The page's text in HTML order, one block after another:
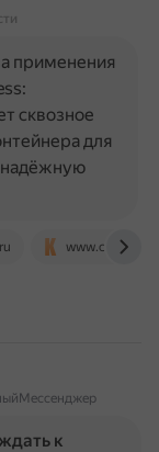
применения
сквозное
для
надёжную
к